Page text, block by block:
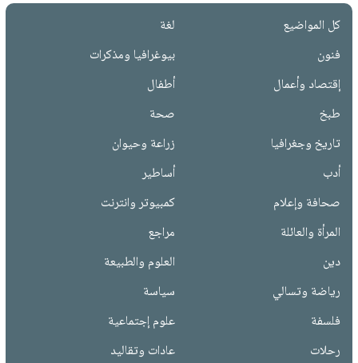
كل المواضيع
لغة
فنون
بيوغرافيا ومذكرات
إقتصاد وأعمال
أطفال
طبخ
صحة
تاريخ وجغرافيا
زراعة وحيوان
أدب
أساطير
صحافة وإعلام
كمبيوتر وانترنت
المرأة والعائلة
مراجع
دين
العلوم والطبيعة
رياضة وتسالي
سياسة
فلسفة
علوم إجتماعية
رحلات
عادات وتقاليد